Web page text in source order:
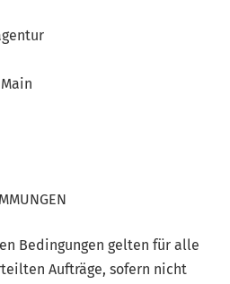
Bedingungen gelten für alle
Aufträge, sofern nicht